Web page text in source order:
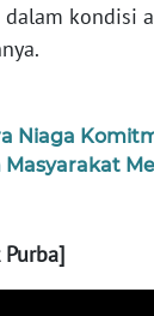
kondisi
Niaga